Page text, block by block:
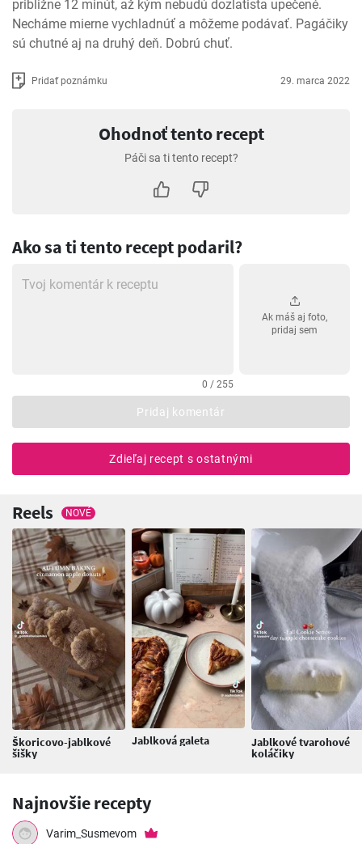
približne 12 minút, až kým nebudú dozlatista upečené.
Necháme mierne vychladnúť a môžeme podávať. Pagáčiky
sú chutné aj na druhý deň. Dobrú chuť.
Pridať poznámku 29. marca 2022
Ohodnoť tento recept
Páči sa ti tento recept?
Ako sa ti tento recept podaril?
0 / 255
Ak máš aj foto,
pridaj sem
Pridaj komentár
Zdieľaj recept s ostatnými
Reels NOVÉ
Škoricovo-jablkové
šišky
Jablková galeta Jablkové tvarohové
koláčiky
Najnovšie recepty
Varim_Susmevom